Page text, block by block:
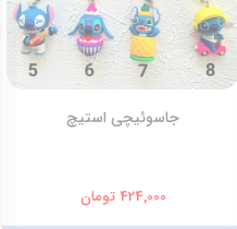
جاسوئیچی استیچ
424,000 تومان